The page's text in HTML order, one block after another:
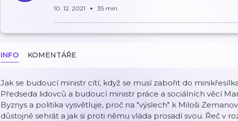
10. 12. 2021 35 min
INFO KOMENTÁŘE
Jak se budoucí ministr cítí, když se musí zabořit do
Předseda lidovců a budoucí ministr práce a sociálních věcí
Byznys a politika vysvětluje, proč na "výslech" k Miloši
důstojně sehrát a jak si proti němu vláda prosadí svou. Řeč v